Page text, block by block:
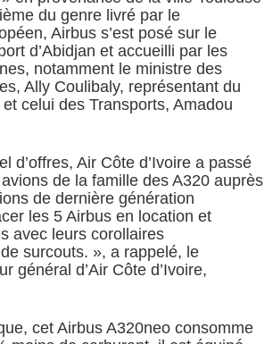
du genre livré par le
Airbus s’est posé sur le
d’Abidjan et accueilli par les
notamment le ministre des
Ally Coulibaly, représentant du
celui des Transports, Amadou
d’offres, Air Côte d’Ivoire a passé
de la famille des A320 auprès
de dernière génération
les 5 Airbus en location et
avec leurs corollaires
surcouts. », a rappelé, le
général d’Air Côte d’Ivoire,
cet Airbus A320neo consomme